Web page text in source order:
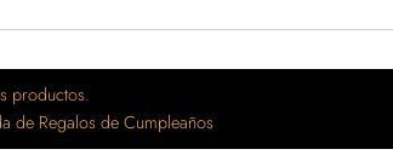
productos.
de Regalos de Cumpleaños